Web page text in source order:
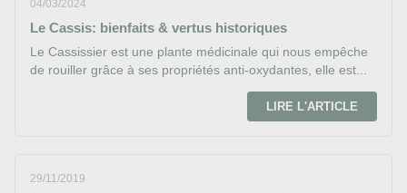
04/03/2024
Le Cassis: bienfaits & vertus historiques
Le Cassissier est une plante médicinale qui nous empêche
de rouiller grâce à ses propriétés anti-oxydantes, elle est...
LIRE L'ARTICLE
29/11/2019